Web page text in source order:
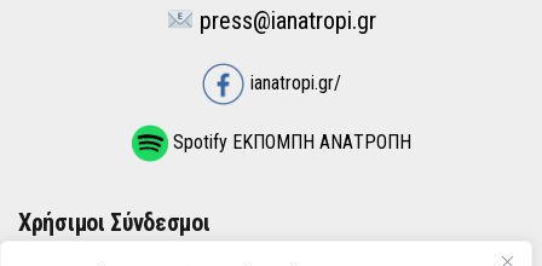
press@ianatropi.gr
ianatropi.gr/
Spotify ΕΚΠΟΜΠΗ ΑΝΑΤΡΟΠΗ
Χρήσιμοι Σύνδεσμοι